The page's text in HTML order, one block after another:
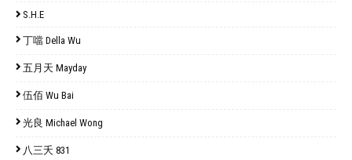
S.H.E
丁噹 Della Wu
五月天 Mayday
伍佰 Wu Bai
光良 Michael Wong
八三夭 831